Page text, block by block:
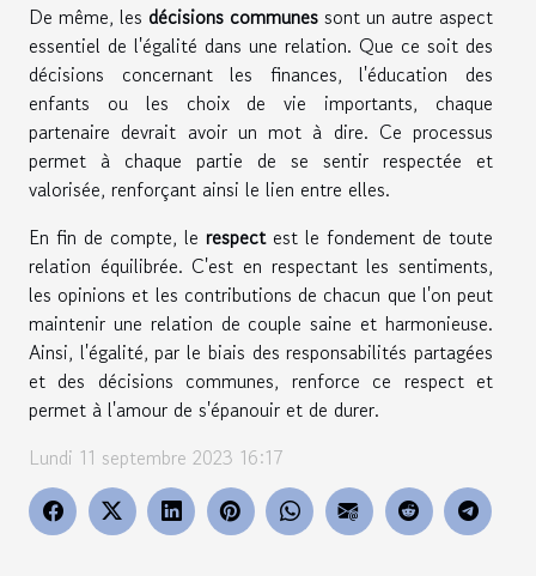
De même, les décisions communes sont un autre aspect
essentiel de l'égalité dans une relation. Que ce soit des
décisions concernant les finances, l'éducation des
enfants ou les choix de vie importants, chaque
partenaire devrait avoir un mot à dire. Ce processus
permet à chaque partie de se sentir respectée et
valorisée, renforçant ainsi le lien entre elles.
En fin de compte, le respectest le fondement de toute
relation équilibrée. C'est en respectant les sentiments,
les opinions et les contributions de chacun que l'on peut
maintenir une relation de couple saine et harmonieuse.
Ainsi, l'égalité, par le biais des responsabilités partagées
et des décisions communes, renforce ce respect et
permet à l'amour de s'épanouir et de durer.
Lundi 11 septembre 2023 16:17